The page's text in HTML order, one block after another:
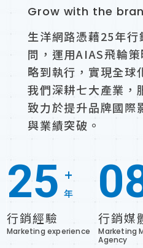
Grow with the
生洋網路憑藉25年
問，運用AIAS飛輪
略到執行，實現全球
我們深耕七大產業，
致力於提升品牌國際
與業績突破。
25 +
年
行銷經驗
Marketing experience
行銷媒
Marketing
Agency